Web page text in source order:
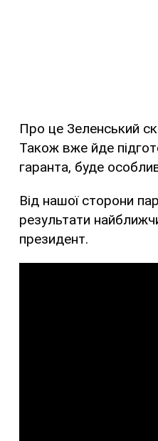
Про це Зеленський
Також вже йде
гаранта, буде
Від нашої сторони
результати
президент.